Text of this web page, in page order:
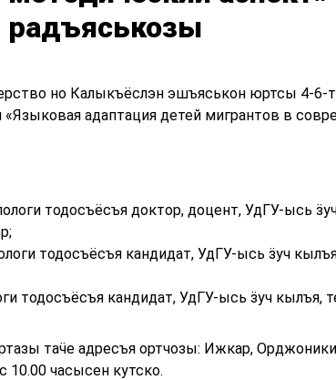
радъяськозы
но Калыкъёслэн эшъяськон юртсы 4-
адаптация детей мигрантов в
тодосъёсъя доктор, доцент, УдГУ-ысь
тодосъёсъя кандидат, УдГУ-ысь ӟуч
тодосъёсъя кандидат, УдГУ-ысь ӟуч кылъя,
таӵе адресъя ортчозы: Ижкар,
10.00 часысен кутско.